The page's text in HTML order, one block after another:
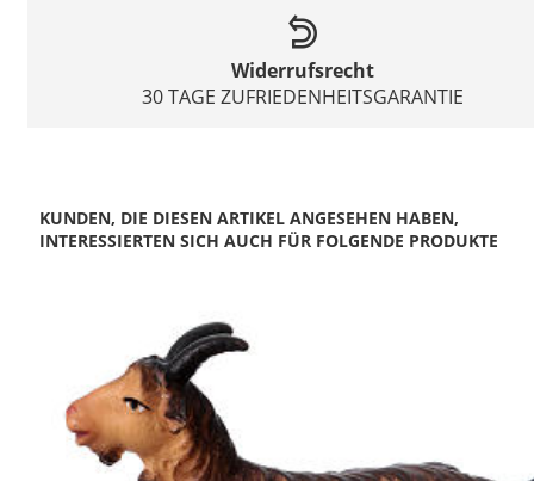
Widerrufsrecht
30 TAGE ZUFRIEDENHEITSGARANTIE
KUNDEN, DIE DIESEN ARTIKEL ANGESEHEN HABEN,
INTERESSIERTEN SICH AUCH FÜR FOLGENDE PRODUKTE